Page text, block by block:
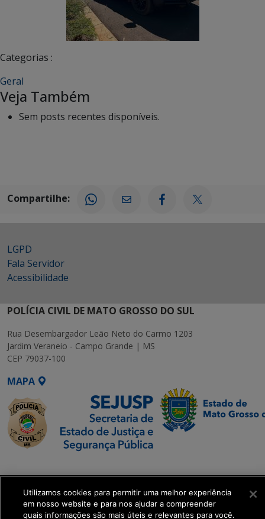
Categorias :
Geral
Veja Também
Sem posts recentes disponíveis.
Compartilhe:
LGPD
Fala Servidor
Acessibilidade
POLÍCIA CIVIL DE MATO GROSSO DO SUL
Rua Desembargador Leão Neto do Carmo 1203
Jardim Veraneio - Campo Grande | MS
CEP 79037-100
MAPA
Executiva de
Transformação Digital
Utilizamos cookies para permitir uma melhor experiência
em nosso website e para nos ajudar a compreender
quais informações são mais úteis e relevantes para você.